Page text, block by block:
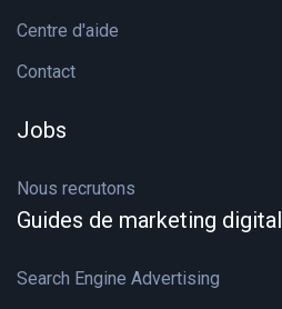
Centre d'aide
Contact
Jobs
Nous recrutons
Guides de marketing digital
Search Engine Advertising